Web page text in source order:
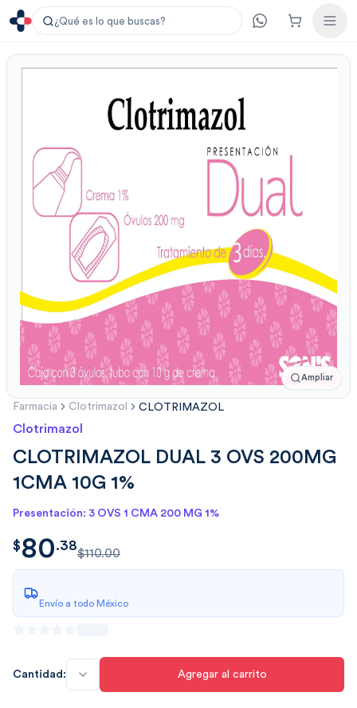
¿Qué es lo que buscas?
Ampliar
Farmacia Clotrimazol CLOTRIMAZOL
Clotrimazol
CLOTRIMAZOL DUAL 3 OVS 200MG
1CMA 10G 1%
Presentación: 3 OVS 1 CMA 200 MG 1%
$80.3850
$80.38
$110.00
Envío a todo México
Cantidad: Agregar al carrito